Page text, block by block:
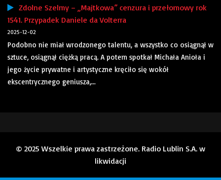
Zdolne Szelmy – „Majtkowa” cenzura i przełomowy rok
1541. Przypadek Daniele da Volterra
2025-12-02
Podobno nie miał wrodzonego talentu, a wszystko co osiągnął w
sztuce, osiągnął ciężką pracą. A potem spotkał Michała Anioła i
jego życie prywatne i artystyczne kręciło się wokół
ekscentrycznego geniusza,...
© 2025 Wszelkie prawa zastrzeżone. Radio Lublin S.A. w
likwidacji